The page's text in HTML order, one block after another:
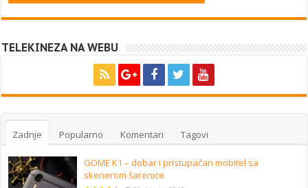
TELEKINEZA NA WEBU
Zadnje Popularno Komentari Tagovi
GOME K1 – dobar i pristupačan mobitel sa
skenerom šarenice